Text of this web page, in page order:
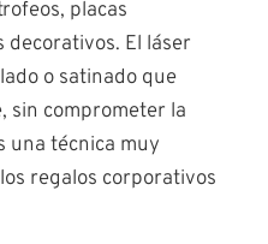
placas
decorativos. El láser
o satinado que
sin comprometer la
una técnica muy
regalos corporativos